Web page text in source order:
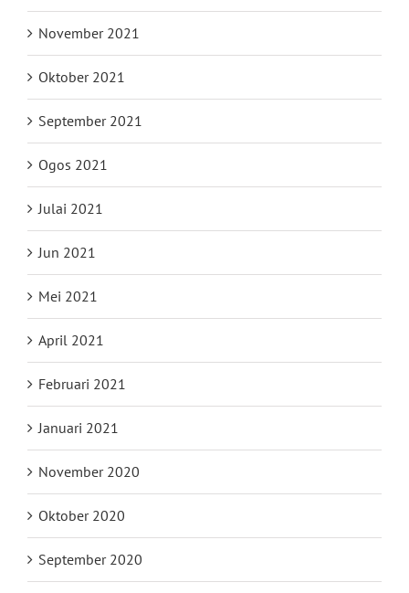
November 2021
Oktober 2021
September 2021
Ogos 2021
Julai 2021
Jun 2021
Mei 2021
April 2021
Februari 2021
Januari 2021
November 2020
Oktober 2020
September 2020